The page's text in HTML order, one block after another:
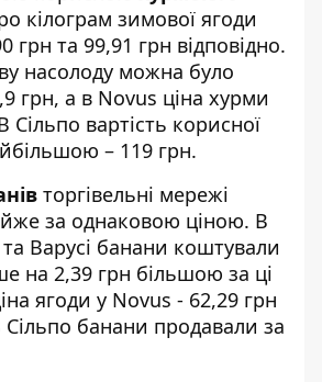
кілограм зимової ягоди
грн та 99,91 грн відповідно.
насолоду можна було
грн, а в Novus ціна хурми
Сільпо вартість корисної
– 119 грн.
торгівельні мережі
за однаковою ціною. В
Варусі банани коштували
на 2,39 грн більшою за ці
ягоди у Novus - 62,29 грн
Сільпо банани продавали за